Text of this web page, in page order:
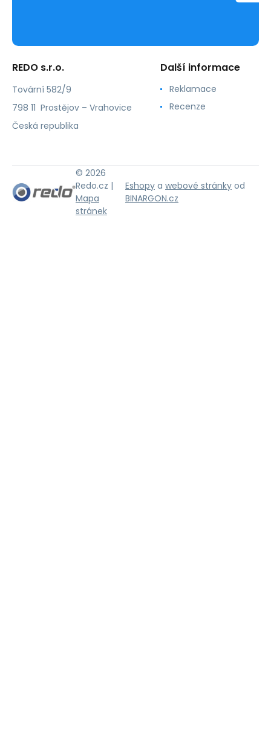
REDO s.r.o.
Tovární 582/9
798 11 Prostějov – Vrahovice
Česká republika
Další informace
Reklamace
Recenze
© 2026
Redo.cz |
Mapa
stránek
Eshopy a webové stránky od
BINARGON.cz